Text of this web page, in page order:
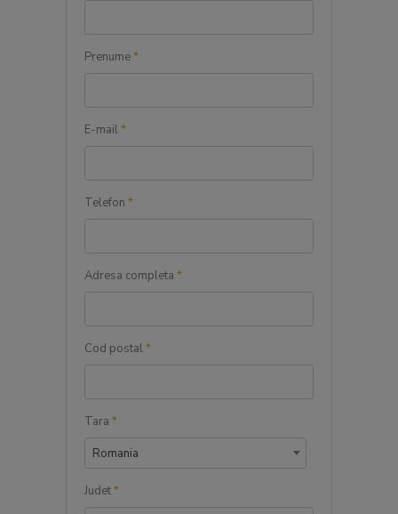
Prenume*
E-mail*
Telefon *
Adresa completa *
Cod postal*
Tara *
Romania
Judet*